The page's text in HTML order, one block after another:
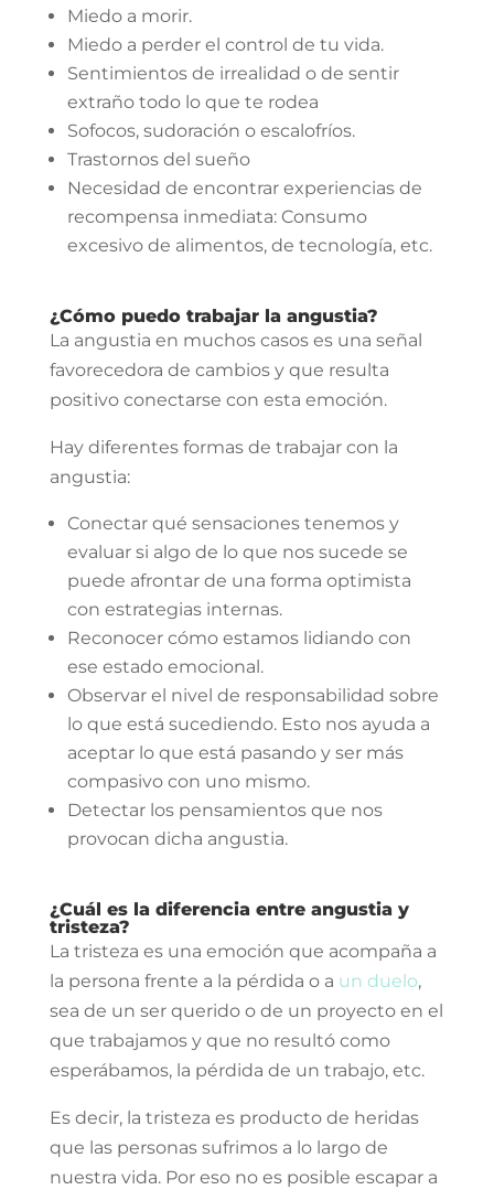
Miedo a morir.
Miedo a perder el control de tu vida.
Sentimientos de irrealidad o de sentir
extraño todo lo que te rodea
Sofocos, sudoración o escalofríos.
Trastornos del sueño
Necesidad de encontrar experiencias de
recompensa inmediata: Consumo
excesivo de alimentos, de tecnología, etc.
¿Cómo puedo trabajar la angustia?
La angustia en muchos casos es una señal
favorecedora de cambios y que resulta
positivo conectarse con esta emoción.⁣
Hay diferentes formas de trabajar con la
angustia:
Conectar qué sensaciones tenemos y
evaluar si algo de lo que nos sucede se
puede afrontar de una forma optimista
con estrategias internas.
Reconocer cómo estamos lidiando con
ese estado emocional.⁣
Observar el nivel de responsabilidad sobre
lo que está sucediendo. Esto nos ayuda a
aceptar lo que está pasando y ser más
compasivo con uno mismo.⁣
Detectar los pensamientos que nos
provocan dicha angustia.
¿Cuál es la diferencia entre angustia y
tristeza?
La tristeza es una emoción que acompaña a
la persona frente a la pérdida o a un duelo,
sea de un ser querido o de un proyecto en el
que trabajamos y que no resultó como
esperábamos, la pérdida de un trabajo, etc.
Es decir, la tristeza es producto de heridas
que las personas sufrimos a lo largo de
nuestra vida. Por eso no es posible escapar a